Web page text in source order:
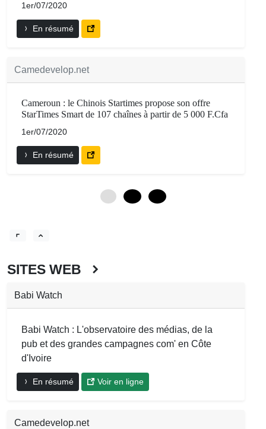
1er/07/2020
En résumé
Camedevelop.net
Cameroun : le Chinois Startimes propose son offre
StarTimes Smart de 107 chaînes à partir de 5 000 F.Cfa
1er/07/2020
En résumé
SITES WEB
Babi Watch
Babi Watch : L'observatoire des médias, de la
pub et des grandes campagnes com' en Côte
d'Ivoire
En résumé Voir en ligne
Camedevelop.net